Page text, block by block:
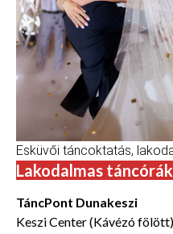
Esküvői táncoktatás,
Lakodalmas
TáncPont Dunakeszi
Keszi Center (Kávézó fölött)